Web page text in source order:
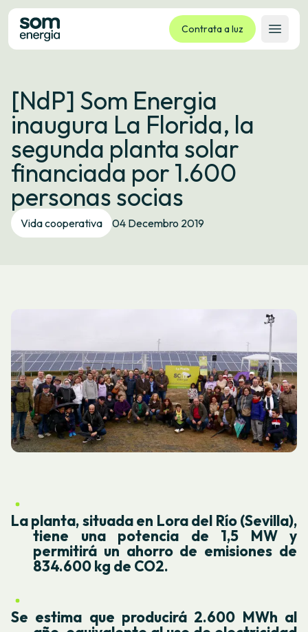
Contrata a luz
Abrir
Tarifas
Servizos
Empresas
La cooperativa
Contacto
Trámites
Oficina virtual
[NdP] Som Energia
inaugura La Florida, la
segunda planta solar
financiada por 1.600
personas socias
Vida cooperativa 04 Decembro 2019
La planta, situada en Lora del Río (Sevilla),
tiene una potencia de 1,5 MW y
permitirá un ahorro de emisiones de
834.600 kg de CO2.
Se estima que producirá 2.600 MWh al